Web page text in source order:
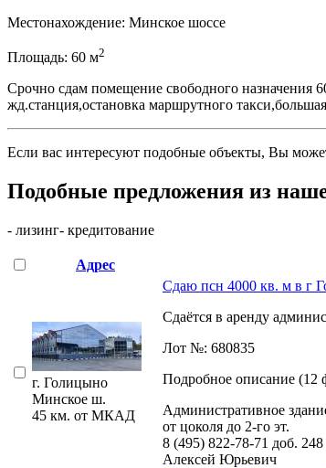
Местонахождение: Минское шоссе
Площадь: 60 м2
Срочно сдам помещение свободного назначения
жд.станция,остановка маршрутного
Если вас интересуют подобные объекты, Вы
Подобные предложения из
- лизинг- кредитование
Адрес
г. Голицыно
Минское ш.
45 км. от МКАД
Сдаю псн 4000 кв. м в г
Сдаётся в аренду
Лот №: 680835
Подробное описание (12
Административное
от цоколя до 2-го эт.
8 (495) 822-78-71 доб. 248
Алексей Юрьевич